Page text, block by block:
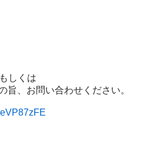
しくは
旨、お問い合わせください。